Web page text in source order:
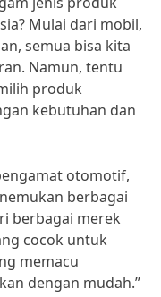
Mulai dari mobil,
semua bisa kita
Namun, tentu
produk
kebutuhan dan
otomotif,
berbagai
berbagai merek
cocok untuk
memacu
dengan mudah.”